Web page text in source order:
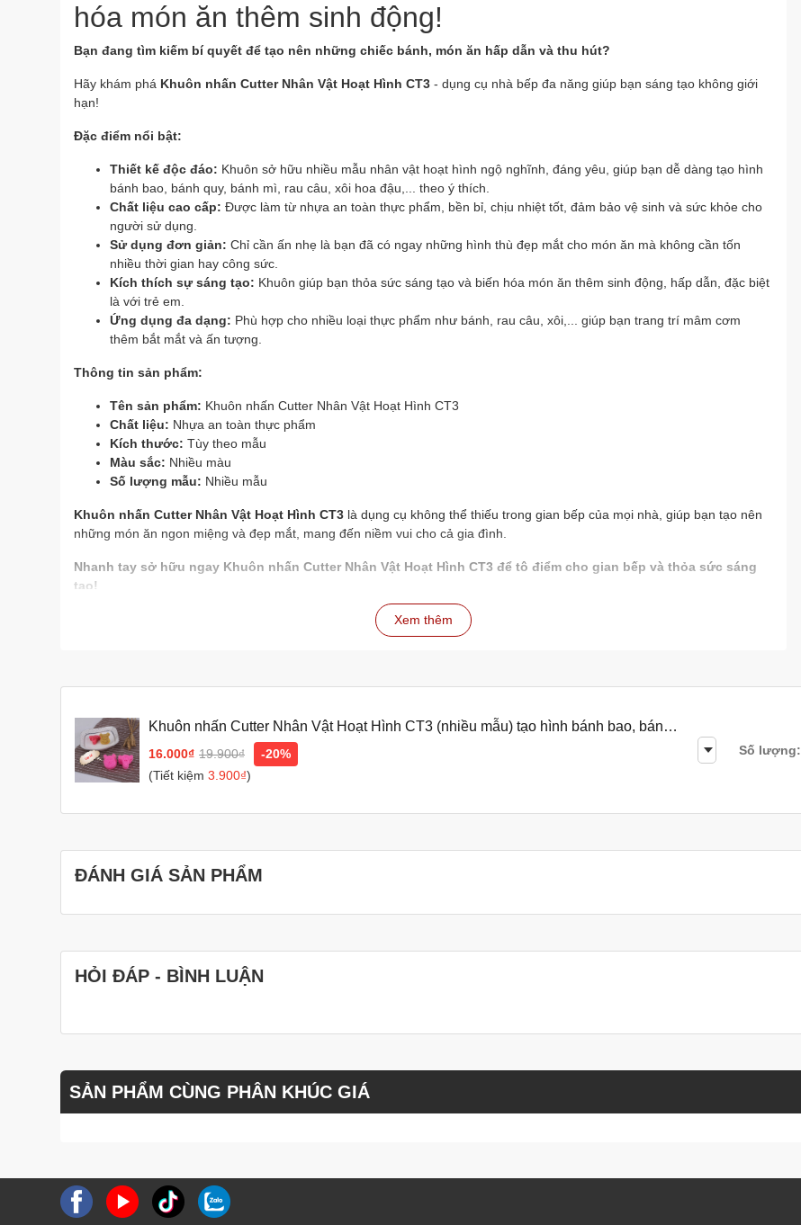
hóa món ăn thêm sinh động!
Bạn đang tìm kiếm bí quyết để tạo nên những chiếc bánh, món ăn hấp dẫn và thu hút?
Hãy khám phá Khuôn nhấn Cutter Nhân Vật Hoạt Hình CT3 - dụng cụ nhà bếp đa năng giúp bạn sáng tạo không giới
hạn!
Đặc điểm nổi bật:
Thiết kế độc đáo: Khuôn sở hữu nhiều mẫu nhân vật hoạt hình ngộ nghĩnh, đáng yêu, giúp bạn dễ dàng tạo hình
bánh bao, bánh quy, bánh mì, rau câu, xôi hoa đậu,... theo ý thích.
Chất liệu cao cấp: Được làm từ nhựa an toàn thực phẩm, bền bỉ, chịu nhiệt tốt, đảm bảo vệ sinh và sức khỏe cho
người sử dụng.
Sử dụng đơn giản: Chỉ cần ấn nhẹ là bạn đã có ngay những hình thù đẹp mắt cho món ăn mà không cần tốn
nhiều thời gian hay công sức.
Kích thích sự sáng tạo: Khuôn giúp bạn thỏa sức sáng tạo và biến hóa món ăn thêm sinh động, hấp dẫn, đặc biệt
là với trẻ em.
Ứng dụng đa dạng: Phù hợp cho nhiều loại thực phẩm như bánh, rau câu, xôi,... giúp bạn trang trí mâm cơm
thêm bắt mắt và ấn tượng.
Thông tin sản phẩm:
Tên sản phẩm: Khuôn nhấn Cutter Nhân Vật Hoạt Hình CT3
Chất liệu: Nhựa an toàn thực phẩm
Kích thước: Tùy theo mẫu
Màu sắc: Nhiều màu
Số lượng mẫu: Nhiều mẫu
Khuôn nhấn Cutter Nhân Vật Hoạt Hình CT3 là dụng cụ không thể thiếu trong gian bếp của mọi nhà, giúp bạn tạo nên
những món ăn ngon miệng và đẹp mắt, mang đến niềm vui cho cả gia đình.
Nhanh tay sở hữu ngay Khuôn nhấn Cutter Nhân Vật Hoạt Hình CT3 để tô điểm cho gian bếp và thỏa sức sáng
tạo!
Xem thêm
Khuôn nhấn Cutter Nhân Vật Hoạt Hình CT3 (nhiều mẫu) tạo hình bánh bao, bánh
quy, bánh mì, rau câu, xôi hoa đậu
16.000₫ 19.900₫
-20%
(Tiết kiệm3.900₫)
Số lượng:
ĐÁNH GIÁ SẢN PHẨM
HỎI ĐÁP - BÌNH LUẬN
SẢN PHẨM CÙNG PHÂN KHÚC GIÁ